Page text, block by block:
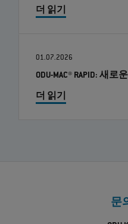
더 읽기
01.07.2026
ODU-MAC® RAPID: 새
더 읽기
문